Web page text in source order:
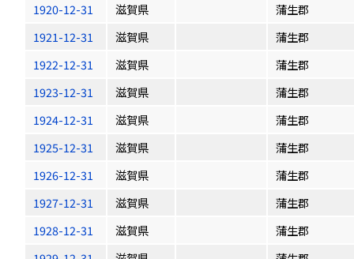
1920-12-31
滋賀県
蒲生郡
1921-12-31
滋賀県
蒲生郡
1922-12-31
滋賀県
蒲生郡
1923-12-31
滋賀県
蒲生郡
1924-12-31
滋賀県
蒲生郡
1925-12-31
滋賀県
蒲生郡
1926-12-31
滋賀県
蒲生郡
1927-12-31
滋賀県
蒲生郡
1928-12-31
滋賀県
蒲生郡